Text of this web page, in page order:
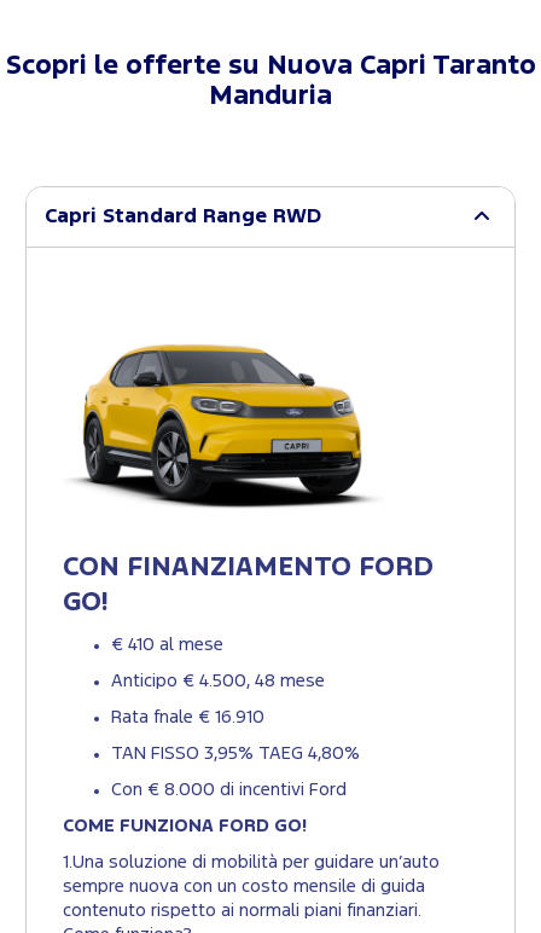
Scopri le offerte su
Nuova Capri Taranto
Manduria
Capri Standard Range RWD
CON FINANZIAMENTO FORD
GO!
€ 410 al mese
Anticipo € 4.500, 48 mese
Rata fnale € 16.910
TAN FISSO 3,95% TAEG 4,80%
Con € 8.000 di incentivi Ford
COME FUNZIONA FORD GO!
1.Una soluzione di mobilità per guidare un’auto
sempre nuova con un costo mensile di guida
contenuto rispetto ai normali piani finanziari.